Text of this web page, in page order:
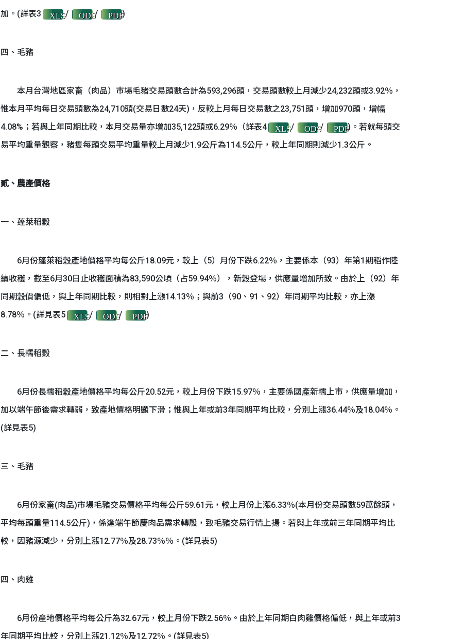
加。(詳表3
XLS/ ODS/ PDF)
四、毛豬
本月台灣地區家畜（肉品）巿場毛豬交易頭數合計為593,296頭，交易頭數較上月減少24,232頭或3.92％，
惟本月平均每日交易頭數為24,710頭(交易日數24天)，反較上月每日交易數之23,751頭，增加970頭，增幅
4.08%；若與上年同期比較，本月交易量亦增加35,122頭或6.29％（詳表4
XLS/ ODS/ PDF)。若就每頭交
易平均重量觀察，豬隻每頭交易平均重量較上月減少1.9公斤為114.5公斤，較上年同期則減少1.3公斤。
貳、農產價格
一、蓬萊稻穀
6月份蓬萊稻穀產地價格平均每公斤18.09元，較上（5）月份下跌6.22％，主要係本（93）年第1期稻作陸
續收穫，截至6月30日止收穫面積為83,590公頃（占59.94％），新穀登場，供應量增加所致。由於上（92）年
同期穀價偏低，與上年同期比較，則相對上漲14.13％；與前3（90、91、92）年同期平均比較，亦上漲
8.78％。(詳見表5
XLS/ ODS/ PDF)
二、長糯稻穀
6月份長糯稻穀產地價格平均每公斤20.52元，較上月份下跌15.97％，主要係國產新糯上市，供應量增加，
加以端午節後需求轉弱，致產地價格明顯下滑；惟與上年或前3年同期平均比較，分別上漲36.44％及18.04％。
(詳見表5)
三、毛豬
6月份家畜(肉品)市場毛豬交易價格平均每公斤59.61元，較上月份上漲6.33％(本月份交易頭數59萬餘頭，
平均每頭重量114.5公斤)，係逢端午節慶肉品需求轉殷，致毛豬交易行情上揚。若與上年或前三年同期平均比
較，因豬源減少，分別上漲12.77％及28.73％％。(詳見表5)
四、肉雞
6月份產地價格平均每公斤為32.67元，較上月份下跌2.56％。由於上年同期白肉雞價格偏低，與上年或前3
年同期平均比較，分別上漲21.12％及12.72％。(詳見表5)